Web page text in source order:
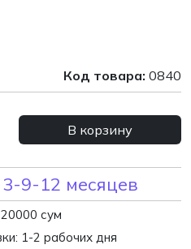
Код товара: 0840
В корзину
9-12 месяцев
сум
1-2 рабочих дня